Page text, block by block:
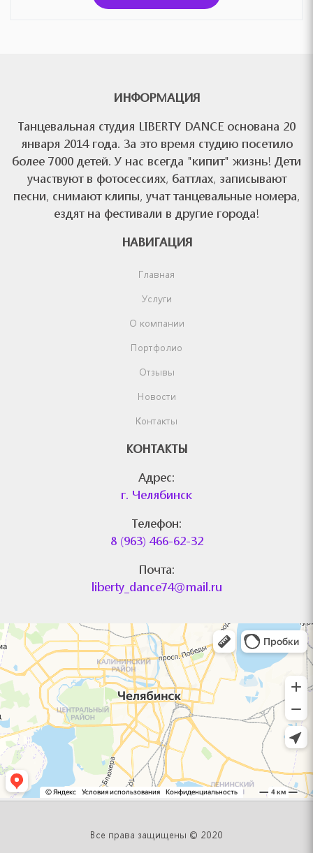
ИНФОРМАЦИЯ
Танцевальная студия LIBERTY DANCE основана 20
января 2014 года. За это время студию посетило
более 7000 детей. У нас всегда "кипит" жизнь! Дети
участвуют в фотосессиях, баттлах, записывают
песни, снимают клипы, учат танцевальные номера,
ездят на фестивали в другие города!
НАВИГАЦИЯ
Главная
Услуги
О компании
Портфолио
Отзывы
Новости
Контакты
КОНТАКТЫ
Адрес:
г. Челябинск
Телефон:
8 (963) 466-62-32
Почта:
liberty_dance74@mail.ru
Челябинск
Яндекс.Карты — поиск мест и адресов, городской транспорт
Все права защищены © 2020